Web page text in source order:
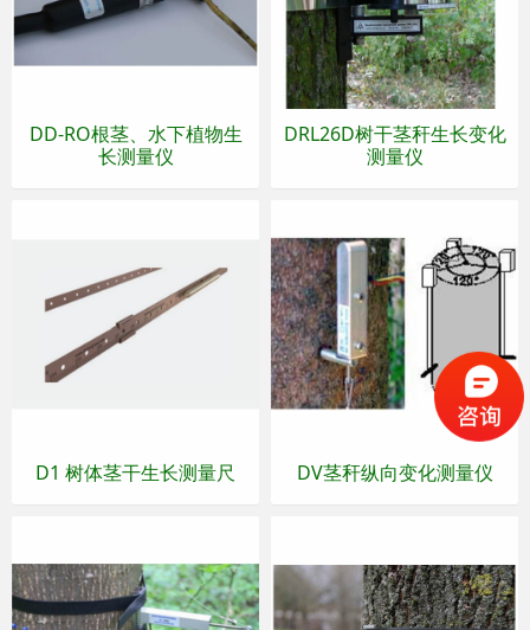
DD-RO根茎、水下植物生
长测量仪
DRL26D树干茎秆生长变化
测量仪
D1 树体茎干生长测量尺 DV茎秆纵向变化测量仪